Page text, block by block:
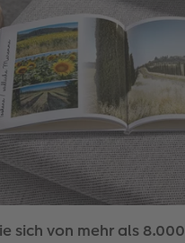
sich von mehr als 8.000